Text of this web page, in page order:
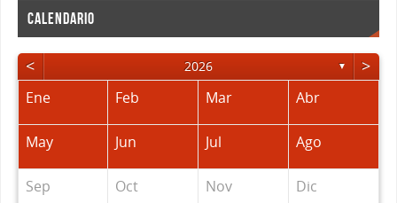
CALENDARIO
< 2026 ▼ >
Ene Feb Mar Abr
May Jun Jul Ago
Sep Oct Nov Dic